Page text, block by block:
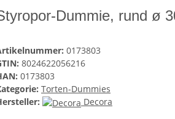
Dummie, rund ø
0173803
8024622056216
0173803
Torten-Dummies
Decora